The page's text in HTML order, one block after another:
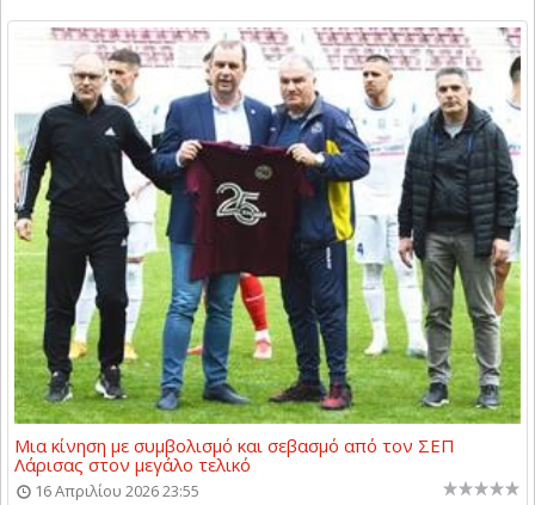
Μια κίνηση με συμβολισμό και σεβασμό από τον ΣΕΠ
Λάρισας στον μεγάλο τελικό
16 Απριλίου 2026 23:55